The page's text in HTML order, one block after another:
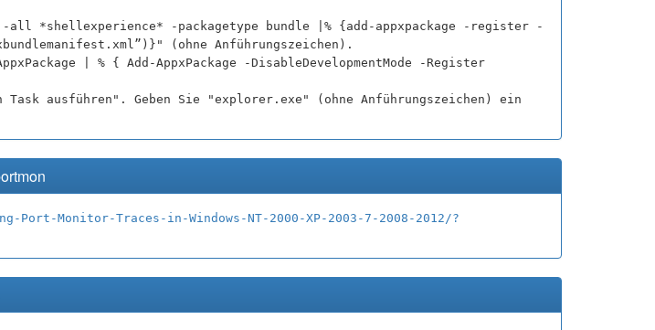
all *shellexperience* -packagetype bundle |% {add-appxpackage -register -
(ohne Anführungszeichen).
| % { Add-AppxPackage -DisableDevelopmentMode -Register
ausführen". Geben Sie "explorer.exe" (ohne Anführungszeichen) ein
Monitor-Traces-in-Windows-NT-2000-XP-2003-7-2008-2012/?